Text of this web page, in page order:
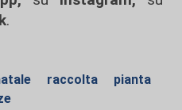
.
raccolta
pianta